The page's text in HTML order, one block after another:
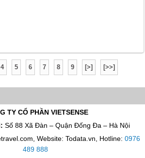
4 5 6 7 8 9 [>] [>>]
TY CỔ PHẦN VIETSENSE
Số 88 Xã Đàn – Quận Đống Đa – Hà Nội
Website: Todata.vn, Hotline: 0976
489 888